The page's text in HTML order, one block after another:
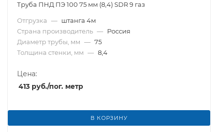
Труба ПНД ПЭ 100 75 мм (8,4) SDR 9 газ
Отгрузка — штанга 4м
Страна производитель — Россия
Диаметр трубы, мм — 75
Толщина стенки, мм — 8,4
Цена:
413 руб./пог. метр
В КОРЗИНУ